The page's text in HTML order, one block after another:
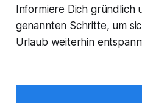
Informiere Dich gründlich
genannten Schritte, um
Urlaub weiterhin